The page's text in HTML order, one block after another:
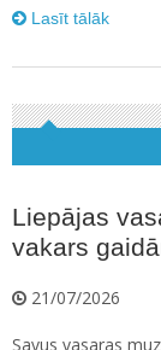
Lasīt tālāk
Liepājas
vakars
21/07/2026
Savus vasaras